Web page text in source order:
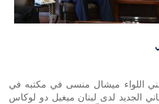
اللواء ميشال منسى في مكتبه في
الجديد لدى لبنان ميغيل دو لوكاس